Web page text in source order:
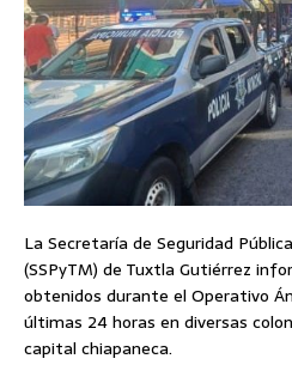
La Secretaría de Seguridad
(SSPyTM) de Tuxtla Gutiérrez
obtenidos durante el Operativo
últimas 24 horas en diversas
capital chiapaneca.